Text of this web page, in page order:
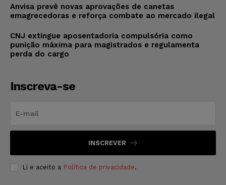
Anvisa prevê novas aprovações de canetas
emagrecedoras e reforça combate ao mercado ilegal
CNJ extingue aposentadoria compulsória como
punição máxima para magistrados e regulamenta
perda do cargo
Inscreva-se
INSCREVER
Li e aceito a Política de privacidade.